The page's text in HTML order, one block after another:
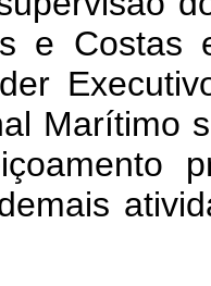
e Costas
Marítimo